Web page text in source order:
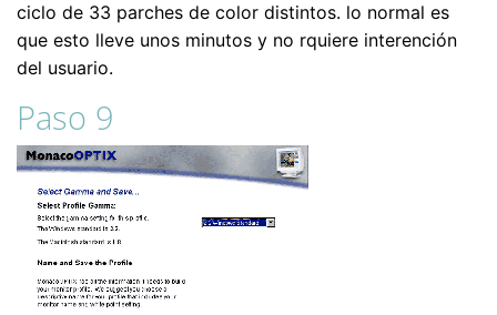
ciclo de 33 parches de color distintos. lo normal es
que esto lleve unos minutos y no rquiere interención
del usuario.
Paso 9